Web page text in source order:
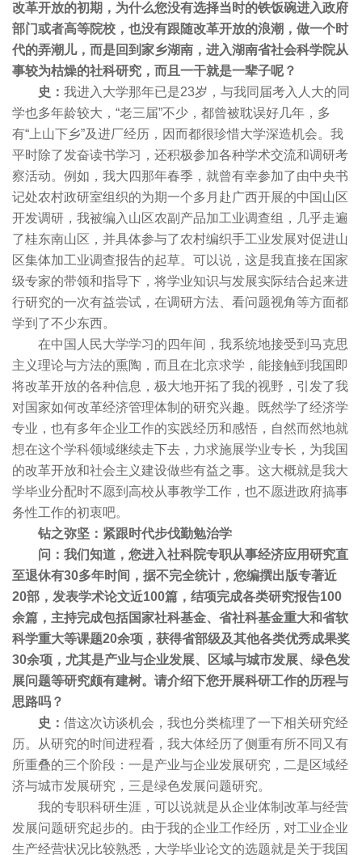
改革开放的初期，为什么您没有选择当时的铁饭碗进入政府
部门或者高等院校，也没有跟随改革开放的浪潮，做一个时
代的弄潮儿，而是回到家乡湖南，进入湖南省社会科学院从
事较为枯燥的社科研究，而且一干就是一辈子呢？
史： 我进入大学那年已是23岁，与我同届考入人大的同
学也多年龄较大，“老三届”不少，都曾被耽误好几年，多
有“上山下乡”及进厂经历，因而都很珍惜大学深造机会。我
平时除了发奋读书学习，还积极参加各种学术交流和调研考
察活动。例如，我大四那年春季，就曾有幸参加了由中央书
记处农村政研室组织的为期一个多月赴广西开展的中国山区
开发调研，我被编入山区农副产品加工业调查组，几乎走遍
了桂东南山区，并具体参与了农村编织手工业发展对促进山
区集体加工业调查报告的起草。可以说，这是我直接在国家
级专家的带领和指导下，将学业知识与发展实际结合起来进
行研究的一次有益尝试，在调研方法、看问题视角等方面都
学到了不少东西。
在中国人民大学学习的四年间，我系统地接受到马克思
主义理论与方法的熏陶，而且在北京求学，能接触到我国即
将改革开放的各种信息，极大地开拓了我的视野，引发了我
对国家如何改革经济管理体制的研究兴趣。既然学了经济学
专业，也有多年企业工作的实践经历和感悟，自然而然地就
想在这个学科领域继续走下去，力求施展学业专长，为我国
的改革开放和社会主义建设做些有益之事。这大概就是我大
学毕业分配时不愿到高校从事教学工作，也不愿进政府搞事
务性工作的初衷吧。
钻之弥坚：紧跟时代步伐勤勉治学
问：我们知道，您进入社科院专职从事经济应用研究直
至退休有30多年时间，据不完全统计，您编撰出版专著近
20部，发表学术论文近100篇，结项完成各类研究报告100
余篇，主持完成包括国家社科基金、省社科基金重大和省软
科学重大等课题20余项，获得省部级及其他各类优秀成果奖
30余项，尤其是产业与企业发展、区域与城市发展、绿色发
展问题等研究颇有建树。请介绍下您开展科研工作的历程与
思路吗？
史： 借这次访谈机会，我也分类梳理了一下相关研究经
历。从研究的时间进程看，我大体经历了侧重有所不同又有
所重叠的三个阶段：一是产业与企业发展研究，二是区域经
济与城市发展研究，三是绿色发展问题研究。
我的专职科研生涯，可以说就是从企业体制改革与经营
发展问题研究起步的。由于我的企业工作经历，对工业企业
生产经营状况比较熟悉，大学毕业论文的选题就是关于我国